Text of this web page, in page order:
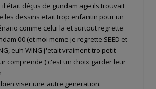
il était déçus de gundam age ils trouvait
les dessins etait trop enfantin pour un
comme celui la et surtout regrette
00 (et moi meme je regrette SEED et
euh WING j'etait vraiment tro petit
comprende ) c'est un choix garder leur
viser une autre generation.